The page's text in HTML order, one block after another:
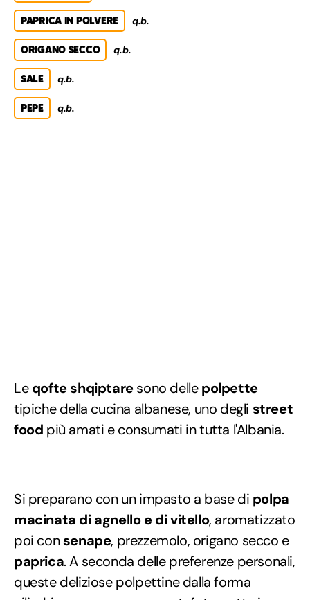
PAPRICA IN POLVERE q.b.
ORIGANO SECCO q.b.
SALE q.b.
PEPE q.b.
Leqofte shqiptaresono dellepolpette
tipiche della cucina albanese, uno degli street
food più amati e consumati in tutta l'Albania.
Si preparano con un impasto a base di polpa
macinata di agnello e di vitello, aromatizzato
poi consenape, prezzemolo, origano secco e
paprica. A seconda delle preferenze personali,
queste deliziose polpettine dalla forma